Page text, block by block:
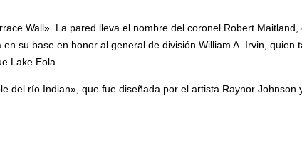
Wall». La pared lleva el nombre del coronel Robert
su base en honor al general de división William A. Irvin, quien
Lake Eola.
del río Indian», que fue diseñada por el artista Raynor Johnson